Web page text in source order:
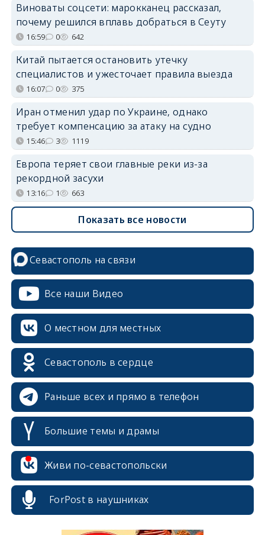
Виноваты соцсети: марокканец рассказал,
почему решился вплавь добраться в Сеуту
16:59 0 642
Китай пытается остановить утечку
специалистов и ужесточает правила выезда
16:07 0 375
Иран отменил удар по Украине, однако
требует компенсацию за атаку на судно
15:46 3 1119
Европа теряет свои главные реки из-за
рекордной засухи
13:16 1 663
Показать все новости
Севастополь на связи
Все наши Видео
О местном для местных
Севастополь в сердце
Раньше всех и прямо в телефон
Большие темы и драмы
Живи по-севастопольски
ForPost в наушниках